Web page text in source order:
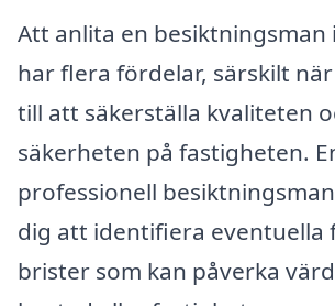
Att anlita en besiktningsman
har flera fördelar, särskilt
till att säkerställa kvaliteten
säkerheten på fastigheten.
professionell
dig att identifiera eventuella
brister som kan påverka